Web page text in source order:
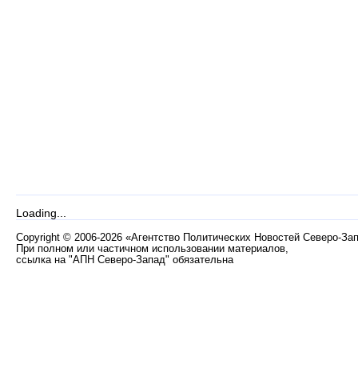
Loading...
Copyright © 2006-2026 «Агентство Политических Новостей Северо-
При полном или частичном использовании материалов,
ссылка на "АПН Северо-Запад" обязательна